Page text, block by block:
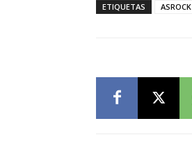
ETIQUETAS ASROCK